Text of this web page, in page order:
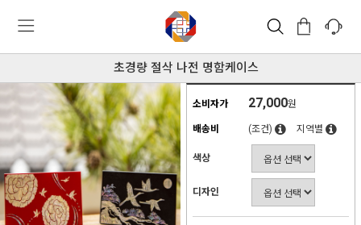
초경량 절삭 나전 명함케이스
소비자가 27,000원
배송비 (조건) 지역별
색상
디자인